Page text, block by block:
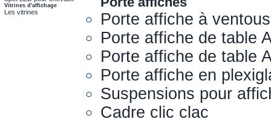
Vitrines d'affichage
Les vitrines
Porte affiche à
Porte affiche de table
Porte affiche de table
Porte affiche en
Suspensions pour
Cadre clic clac